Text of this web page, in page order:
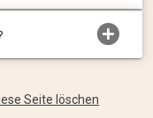
Seite löschen